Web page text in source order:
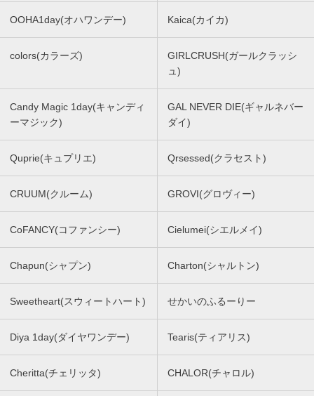
OOHA1day(オハワンデー) Kaica(カイカ)
colors(カラーズ)
GIRLCRUSH(ガールクラッシ
ュ)
Candy Magic 1day(キャンディ
ーマジック)
GAL NEVER DIE(ギャルネバー
ダイ)
Quprie(キュプリエ) Qrsessed(クラセスト)
CRUUM(クルーム) GROVI(グロヴィー)
CoFANCY(コファンシー) Cielumei(シエルメイ)
Chapun(シャプン) Charton(シャルトン)
Sweetheart(スウィートハート) せかいのふるーりー
Diya 1day(ダイヤワンデー) Tearis(ティアリス)
Cheritta(チェリッタ) CHALOR(チャロル)